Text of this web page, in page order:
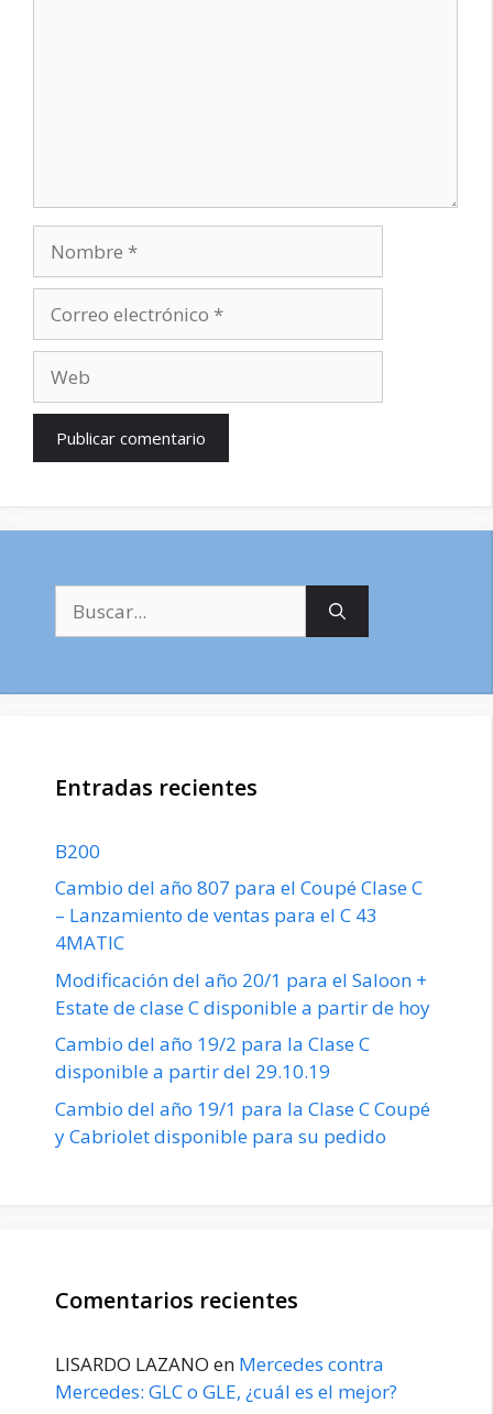
electrónico
Entradas recientes
B200
Cambio del año 807 para el Coupé Clase C
– Lanzamiento de ventas para el C 43
4MATIC
Modificación del año 20/1 para el Saloon +
Estate de clase C disponible a partir de hoy
Cambio del año 19/2 para la Clase C
disponible a partir del 29.10.19
Cambio del año 19/1 para la Clase C Coupé
y Cabriolet disponible para su pedido
Comentarios recientes
LISARDO LAZANO en Mercedes contra
Mercedes: GLC o GLE, ¿cuál es el mejor?